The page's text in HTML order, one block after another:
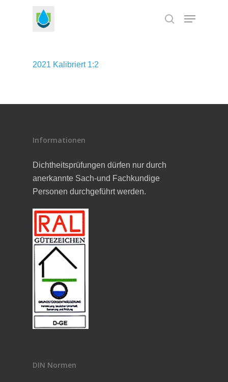
search
Menu
2021 Kalibriert 1:2
Informationen
Dichtheitsprüfungen dürfen nur durch
anerkannte Sach-und Fachkundige
Personen durchgeführt werden.
DIN Normen